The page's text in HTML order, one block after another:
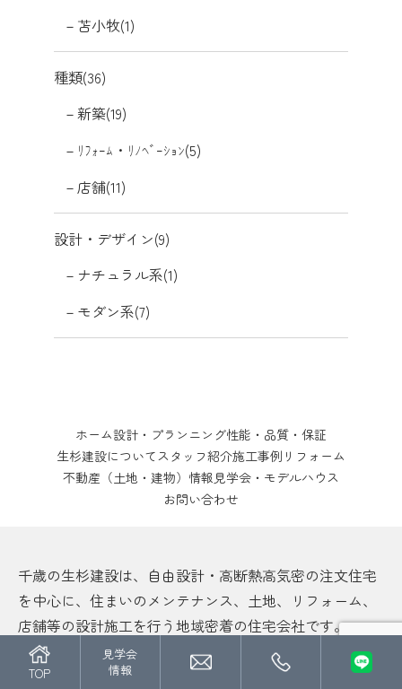
苫小牧(1)
種類(36)
新築(19)
ﾘﾌｫｰﾑ・ﾘﾉﾍﾞｰｼｮﾝ(5)
店舗(11)
設計・デザイン(9)
ナチュラル系(1)
モダン系(7)
TOP
見学会
情報
ホーム設計・プランニング性能・品質・保証
生杉建設についてスタッフ紹介施工事例 リフォーム
不動産（土地・建物）情報 見学会・モデルハウス
お問い合わせ
千歳の生杉建設は、自由設計・高断熱高気密の注文住宅
を中心に、住まいのメンテナンス、土地、リフォーム、
店舗等の設計施工を行う地域密着の住宅会社です。